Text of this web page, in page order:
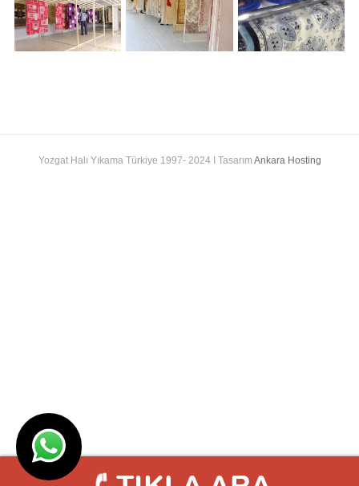
Yozgat Halı Yıkama Türkiye 1997- 2024 I Tasarım Ankara Hosting